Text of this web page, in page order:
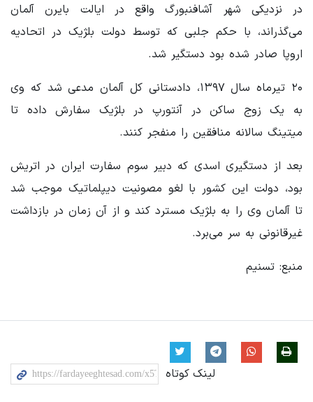
در نزدیکی شهر آشافنبورگ واقع در ایالت بایرن آلمان
می‌گذراند، با حکم جلبی که توسط دولت بلژیک در اتحادیه
اروپا صادر شده بود دستگیر شد.
۲۰ تیرماه سال ۱۳۹۷، دادستانی کل آلمان مدعی شد که وی
به یک زوج ساکن در آنتورپ در بلژیک سفارش داده تا
میتینگ سالانه منافقین را منفجر کنند.
بعد از دستگیری اسدی که دبیر سوم سفارت ایران در اتریش
بود، دولت این کشور با لغو مصونیت دیپلماتیک موجب شد
تا آلمان وی را به بلژیک مسترد کند و از آن زمان در بازداشت
غیرقانونی به سر می‌برد.
منبع: تسنیم
لینک کوتاه